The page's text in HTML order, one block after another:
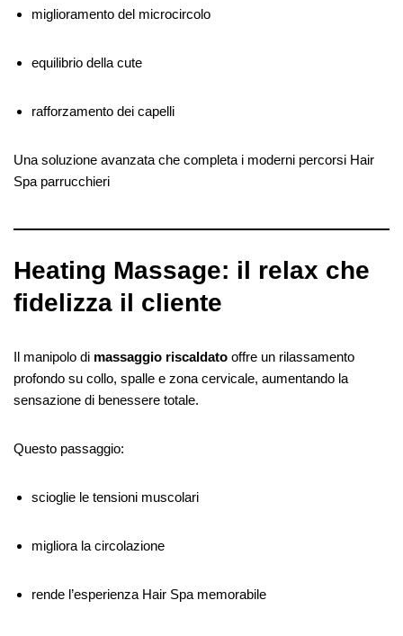
miglioramento del microcircolo
equilibrio della cute
rafforzamento dei capelli
Una soluzione avanzata che completa i moderni percorsi Hair
Spa parrucchieri
Heating Massage: il relax che
fidelizza il cliente
Il manipolo di massaggio riscaldato offre un rilassamento
profondo su collo, spalle e zona cervicale, aumentando la
sensazione di benessere totale.
Questo passaggio:
scioglie le tensioni muscolari
migliora la circolazione
rende l’esperienza Hair Spa memorabile